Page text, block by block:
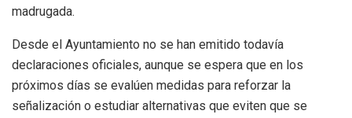
madrugada.
Desde el Ayuntamiento no se han emitido todavía
declaraciones oficiales, aunque se espera que en los
próximos días se evalúen medidas para reforzar la
señalización o estudiar alternativas que eviten que se